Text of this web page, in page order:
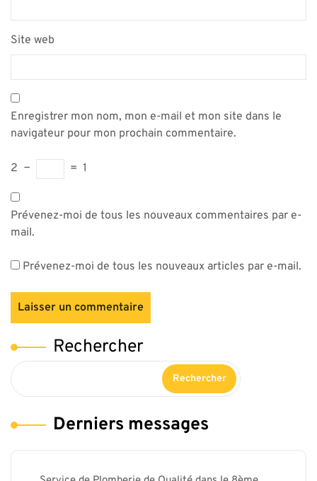
Site web
Enregistrer mon nom, mon e-mail et mon site dans le
navigateur pour mon prochain commentaire.
2 − = 1
Prévenez-moi de tous les nouveaux commentaires par e-
mail.
Prévenez-moi de tous les nouveaux articles par e-mail.
Rechercher
Rechercher
Derniers messages